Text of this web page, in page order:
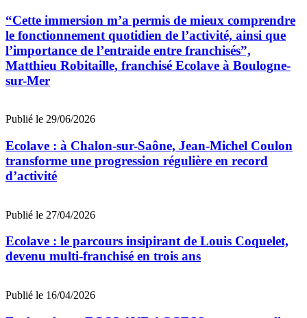
“Cette immersion m’a permis de mieux comprendre
le fonctionnement quotidien de l’activité, ainsi que
l’importance de l’entraide entre franchisés”,
Matthieu Robitaille, franchisé Ecolave à Boulogne-
sur-Mer
Publié le 29/06/2026
Ecolave : à Chalon-sur-Saône, Jean-Michel Coulon
transforme une progression régulière en record
d’activité
Publié le 27/04/2026
Ecolave : le parcours insipirant de Louis Coquelet,
devenu multi-franchisé en trois ans
Publié le 16/04/2026